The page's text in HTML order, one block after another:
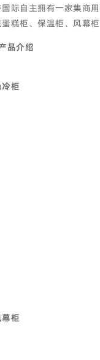
国际自主拥有一家集商
糕柜、保温柜、风幕
品介绍
柜
柜